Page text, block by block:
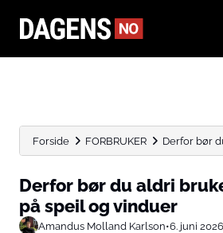
Forside FORBRUKER Derfor bør
Derfor bør du aldri
på speil og vinduer
Amandus Molland Karlson•6. juni 2026